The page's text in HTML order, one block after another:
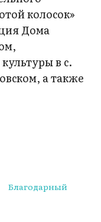
колосок»
Дома
в с.
а также
Благодарный